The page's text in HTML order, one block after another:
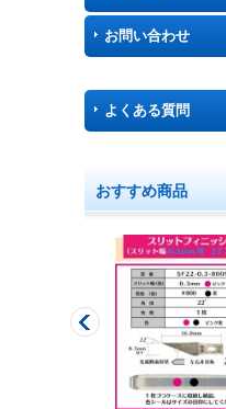
お問い合わせ
よくある質問
おすすめ商品